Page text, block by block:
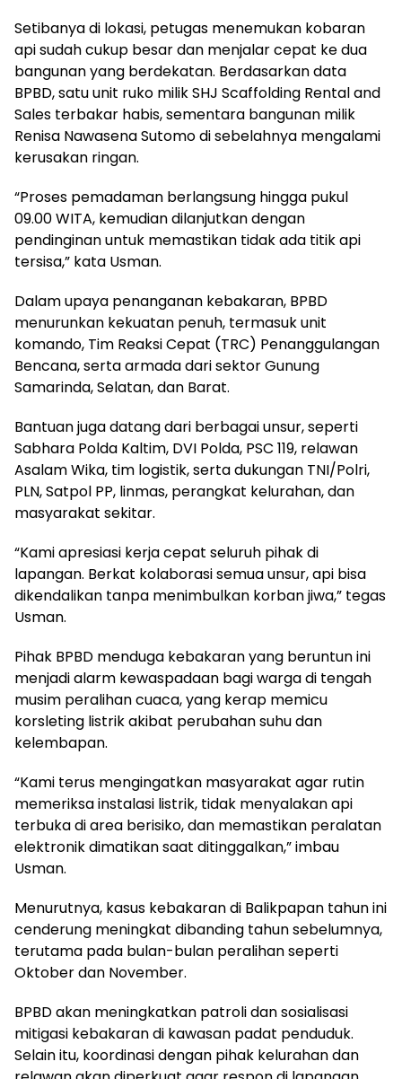
Setibanya di lokasi, petugas menemukan kobaran
api sudah cukup besar dan menjalar cepat ke dua
bangunan yang berdekatan. Berdasarkan data
BPBD, satu unit ruko milik SHJ Scaffolding Rental and
Sales terbakar habis, sementara bangunan milik
Renisa Nawasena Sutomo di sebelahnya mengalami
kerusakan ringan.
“Proses pemadaman berlangsung hingga pukul
09.00 WITA, kemudian dilanjutkan dengan
pendinginan untuk memastikan tidak ada titik api
tersisa,” kata Usman.
Dalam upaya penanganan kebakaran, BPBD
menurunkan kekuatan penuh, termasuk unit
komando, Tim Reaksi Cepat (TRC) Penanggulangan
Bencana, serta armada dari sektor Gunung
Samarinda, Selatan, dan Barat.
Bantuan juga datang dari berbagai unsur, seperti
Sabhara Polda Kaltim, DVI Polda, PSC 119, relawan
Asalam Wika, tim logistik, serta dukungan TNI/Polri,
PLN, Satpol PP, linmas, perangkat kelurahan, dan
masyarakat sekitar.
“Kami apresiasi kerja cepat seluruh pihak di
lapangan. Berkat kolaborasi semua unsur, api bisa
dikendalikan tanpa menimbulkan korban jiwa,” tegas
Usman.
Pihak BPBD menduga kebakaran yang beruntun ini
menjadi alarm kewaspadaan bagi warga di tengah
musim peralihan cuaca, yang kerap memicu
korsleting listrik akibat perubahan suhu dan
kelembapan.
“Kami terus mengingatkan masyarakat agar rutin
memeriksa instalasi listrik, tidak menyalakan api
terbuka di area berisiko, dan memastikan peralatan
elektronik dimatikan saat ditinggalkan,” imbau
Usman.
Menurutnya, kasus kebakaran di Balikpapan tahun ini
cenderung meningkat dibanding tahun sebelumnya,
terutama pada bulan-bulan peralihan seperti
Oktober dan November.
BPBD akan meningkatkan patroli dan sosialisasi
mitigasi kebakaran di kawasan padat penduduk.
Selain itu, koordinasi dengan pihak kelurahan dan